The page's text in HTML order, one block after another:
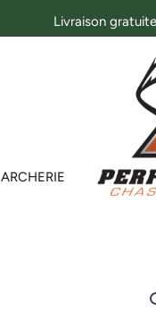
Livraison
ARCHERIE